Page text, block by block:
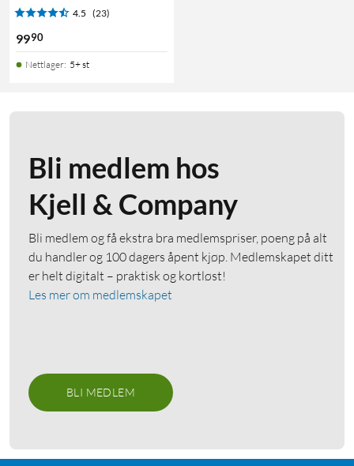
4.5 (23)
9990
Nettlager: 5+ st
Bli medlem hos
Kjell & Company
Bli medlem og få ekstra bra medlemspriser, poeng på alt
du handler og 100 dagers åpent kjøp. Medlemskapet ditt
er helt digitalt – praktisk og kortløst!
Les mer om medlemskapet
BLI MEDLEM